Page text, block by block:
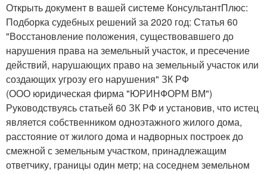
Открыть документ в вашей системе КонсультантПлюс:
Подборка судебных решений за 2020 год: Статья 60
"Восстановление положения, существовавшего до
нарушения права на земельный участок, и пресечение
действий, нарушающих право на земельный участок или
создающих угрозу его нарушения" ЗК РФ
(ООО юридическая фирма "ЮРИНФОРМ ВМ")
Руководствуясь статьей 60 ЗК РФ и установив, что истец
является собственником одноэтажного жилого дома,
расстояние от жилого дома и надворных построек до
смежной с земельным участком, принадлежащим
ответчику, границы один метр; на соседнем земельном